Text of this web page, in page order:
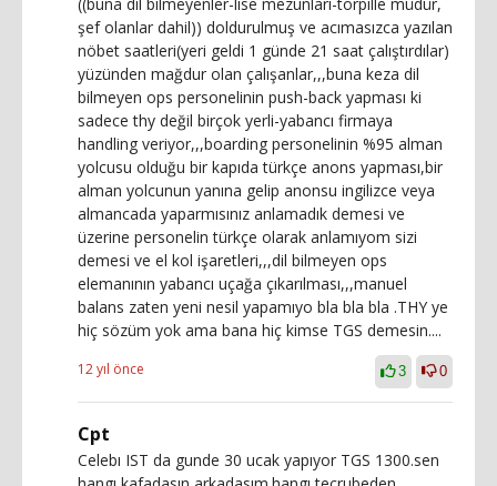
şef olanlar dahil)) doldurulmuş ve acımasızca yazılan
nöbet saatleri(yeri geldi 1 günde 21 saat çalıştırdılar)
yüzünden mağdur olan çalışanlar,,,buna keza dil
bilmeyen ops personelinin push-back yapması ki
sadece thy değil birçok yerli-yabancı firmaya
handling veriyor,,,boarding personelinin %95 alman
yolcusu olduğu bir kapıda türkçe anons yapması,bir
alman yolcunun yanına gelip anonsu ingilizce veya
almancada yaparmısınız anlamadık demesi ve
üzerine personelin türkçe olarak anlamıyom sizi
demesi ve el kol işaretleri,,,dil bilmeyen ops
elemanının yabancı uçağa çıkarılması,,,manuel
balans zaten yeni nesil yapamıyo bla bla bla .THY ye
hiç sözüm yok ama bana hiç kimse TGS demesin....
12 yıl önce 3 0
Cpt
Celebı IST da gunde 30 ucak yapıyor TGS 1300.sen